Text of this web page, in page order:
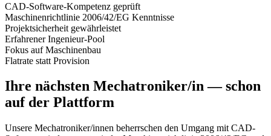
CAD-Software-Kompetenz geprüft
Maschinenrichtlinie 2006/42/EG Kenntnisse
Projektsicherheit gewährleistet
Erfahrener Ingenieur-Pool
Fokus auf Maschinenbau
Flatrate statt Provision
Ihre nächsten Mechatroniker/in— schon
auf der Plattform
Unsere Mechatroniker/innen beherrschen den Umgang mit CAD-